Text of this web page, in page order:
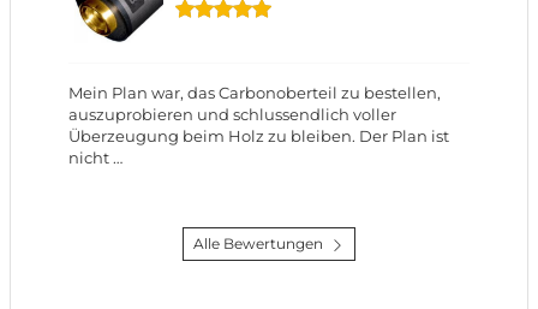
Mein Plan war, das Carbonoberteil zu bestellen,
auszuprobieren und schlussendlich voller
Überzeugung beim Holz zu bleiben. Der Plan ist
nicht …
Alle Bewertungen